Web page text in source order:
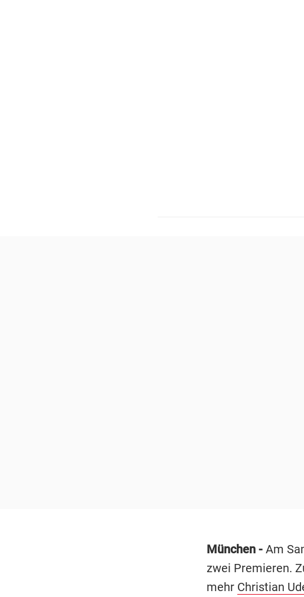
München - Am
zwei Premieren.
mehr Christian